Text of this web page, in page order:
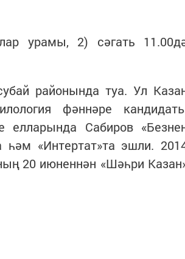
урамы, 2) сәгать
районында туа. Ул
фәннәре
елларында Сабиров
һәм «Интертат»та эшли.
20 июненнән «Шәһри